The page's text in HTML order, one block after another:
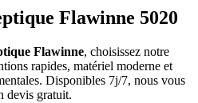
Flawinne 5020
Flawinne, choisissez notre
rapides, matériel moderne et
Disponibles 7j/7, nous vous
devis gratuit.